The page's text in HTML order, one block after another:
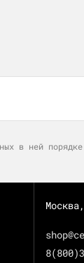
в ней